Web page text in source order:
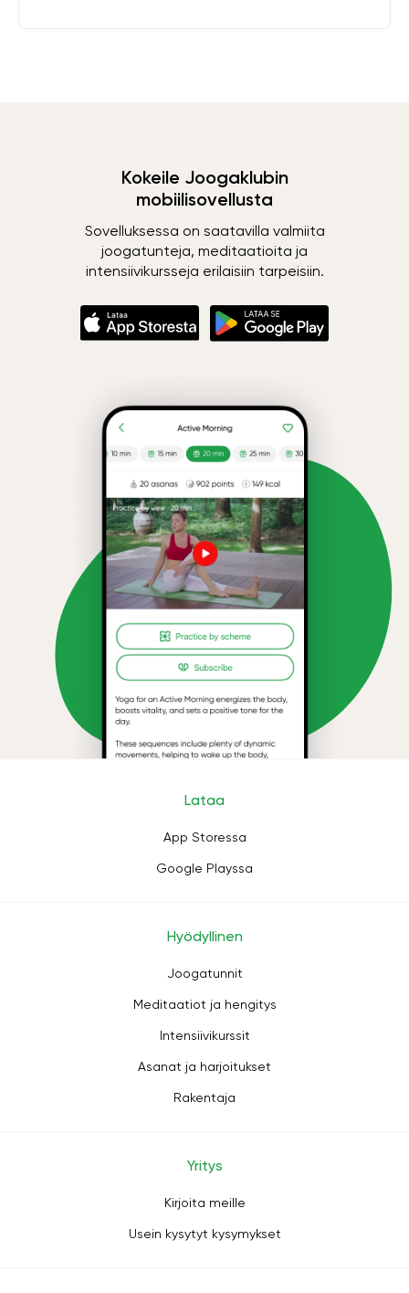
Kokeile Joogaklubin
mobiilisovellusta
Sovelluksessa on saatavilla valmiita
joogatunteja, meditaatioita ja
intensiivikursseja erilaisiin tarpeisiin.
Lataa
App Storessa
Google Playssa
Hyödyllinen
Joogatunnit
Meditaatiot ja hengitys
Intensiivikurssit
Asanat ja harjoitukset
Rakentaja
Yritys
Kirjoita meille
Usein kysytyt kysymykset